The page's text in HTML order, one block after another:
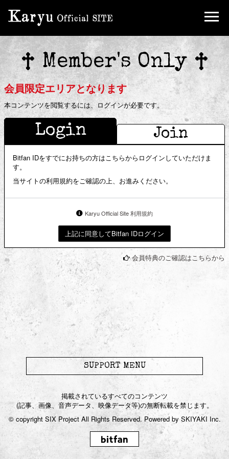
Birthday Mail
Ticket
FC Limited Goods
JOIN LOGIN
to Karyu
Blog
Gallery
Movie
Live / Radio
Streaming
Chat Room
Member's Only
会員限定エリアとなります
本コンテンツを閲覧するには、ログインが必要です。
Login Join
Bitfan IDをすでにお持ちの方はこちらからログインしていただけま
す。
当サイトの利用規約をご確認の上、お進みください。
Karyu Official Site 利用規約
上記に同意してBitfan IDログイン
会員特典のご確認はこちらから
SUPPORT MENU
掲載されているすべてのコンテンツ
(記事、画像、音声データ、映像データ等)の無断転載を禁じます。
© copyright SIX Project All Rights Reserved. Powered bySKIYAKI Inc.